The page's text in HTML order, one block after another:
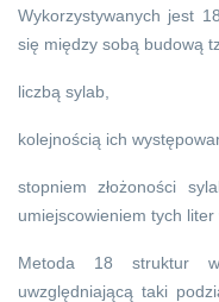
Wykorzystywanych jest
się między sobą budową
liczbą sylab,
kolejnością ich
stopniem złożoności
umiejscowieniem tych liter
Metoda 18 struktur
uwzględniającą taki